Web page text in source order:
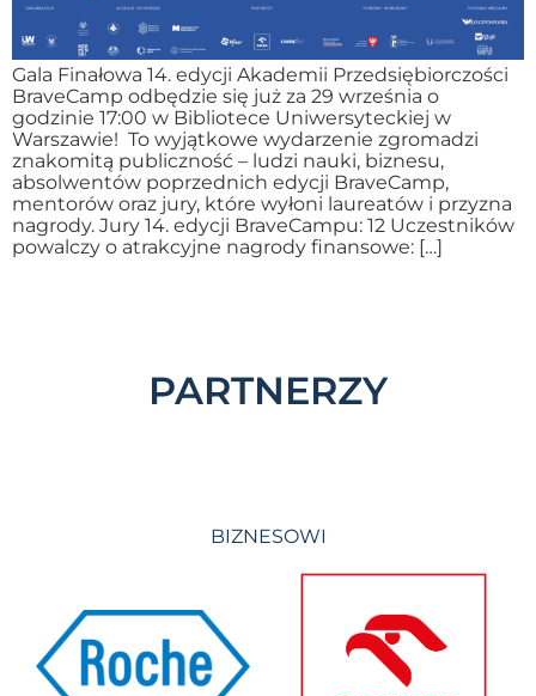
Gala Finałowa 14. edycji Akademii Przedsiębiorczości
BraveCamp odbędzie się już za 29 września o
godzinie 17:00 w Bibliotece Uniwersyteckiej w
Warszawie! To wyjątkowe wydarzenie zgromadzi
znakomitą publiczność – ludzi nauki, biznesu,
absolwentów poprzednich edycji BraveCamp,
mentorów oraz jury, które wyłoni laureatów i przyzna
nagrody. Jury 14. edycji BraveCampu: 12 Uczestników
powalczy o atrakcyjne nagrody finansowe: […]
PARTNERZY
BIZNESOWI